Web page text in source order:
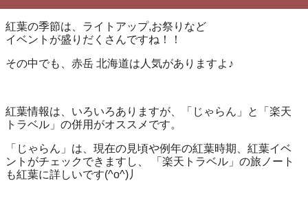
紅葉の季節は、ライトアップ,お祭りなど
イベントが盛りだくさんですね！！
その中でも、赤岳 北海道は人気がありますよ♪
紅葉情報は、いろいろありますが、「じゃらん」と「楽天
トラベル」の併用がオススメです。
「じゃらん」は、現在の見頃や例年の紅葉時期、紅葉イベ
ントがチェックできますし、 「楽天トラベル」の旅ノート
も紅葉に詳しいです(^o^)丿